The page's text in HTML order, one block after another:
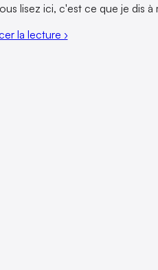
lisez ici, c'est ce que je dis
la lecture ›